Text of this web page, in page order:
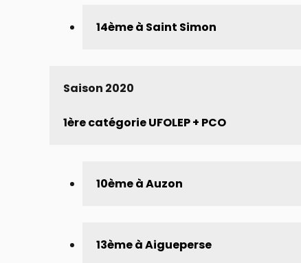
14ème à Saint Simon
Saison 2020
1ère catégorie UFOLEP + PCO
10ème à Auzon
13ème à Aigueperse